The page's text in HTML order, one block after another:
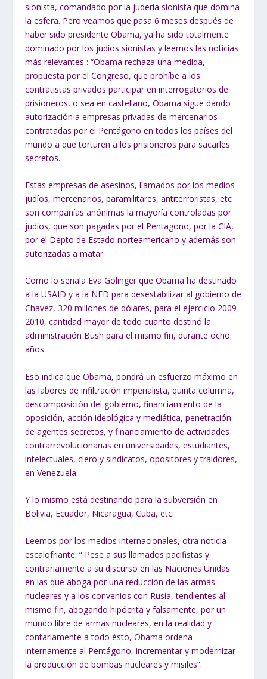
sionista, comandado por la judería sionista que domina
la esfera. Pero veamos que pasa 6 meses después de
haber sido presidente Obama, ya ha sido totalmente
dominado por los judíos sionistas y leemos las noticias
más relevantes : “Obama rechaza una medida,
propuesta por el Congreso, que prohíbe a los
contratistas privados participar en interrogatorios de
prisioneros, o sea en castellano, Obama sigue dando
autorización a empresas privadas de mercenarios
contratadas por el Pentágono en todos los países del
mundo a que torturen a los prisioneros para sacarles
secretos.
Estas empresas de asesinos, llamados por los medios
judíos, mercenarios, paramilitares, antiterroristas, etc
son compañías anónimas la mayoría controladas por
judíos, que son pagadas por el Pentagono, por la CIA,
por el Depto de Estado norteamericano y además son
autorizadas a matar.
Como lo señala Eva Golinger que Obama ha destinado
a la USAID y a la NED para desestabilizar al gobierno de
Chavez, 320 millones de dólares, para el ejercicio 2009-
2010, cantidad mayor de todo cuanto destinó la
administración Bush para el mismo fin, durante ocho
años.
Eso indica que Obama, pondrá un esfuerzo máximo en
las labores de infiltración imperialista, quinta columna,
descomposición del gobierno, financiamiento de la
oposición, acción ideológica y mediática, penetración
de agentes secretos, y financiamiento de actividades
contrarrevolucionarias en universidades, estudiantes,
intelectuales, clero y sindicatos, opositores y traidores,
en Venezuela.
Y lo mismo está destinando para la subversión en
Bolivia, Ecuador, Nicaragua, Cuba, etc.
Leemos por los medios internacionales, otra noticia
escalofriante: “ Pese a sus llamados pacifistas y
contrariamente a su discurso en las Naciones Unidas
en las que aboga por una reducción de las armas
nucleares y a los convenios con Rusia, tendientes al
mismo fin, abogando hipócrita y falsamente, por un
mundo libre de armas nucleares, en la realidad y
contariamente a todo ésto, Obama ordena
internamente al Pentágono, incrementar y modernizar
la producción de bombas nucleares y misiles”.